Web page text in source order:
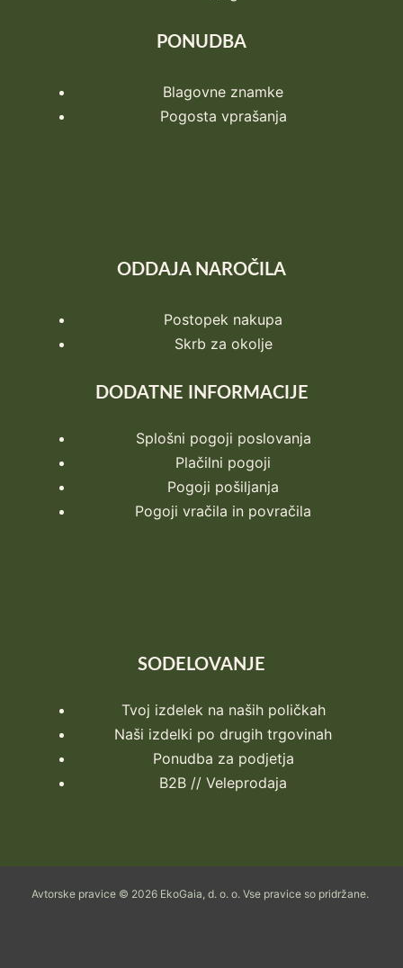
PONUDBA
Blagovne znamke
Pogosta vprašanja
ODDAJA NAROČILA
Postopek nakupa
Skrb za okolje
DODATNE INFORMACIJE
Splošni pogoji poslovanja
Plačilni pogoji
Pogoji pošiljanja
Pogoji vračila in povračila
SODELOVANJE
Tvoj izdelek na naših poličkah
Naši izdelki po drugih trgovinah
Ponudba za podjetja
B2B // Veleprodaja
Avtorske pravice © 2026 EkoGaia, d. o. o. Vse pravice so pridržane.